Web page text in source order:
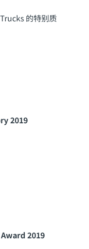
的特别质
2019
2019